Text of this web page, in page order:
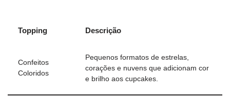
Topping Descrição
Confeitos
Coloridos
Pequenos formatos de estrelas,
corações e nuvens que adicionam cor
e brilho aos cupcakes.